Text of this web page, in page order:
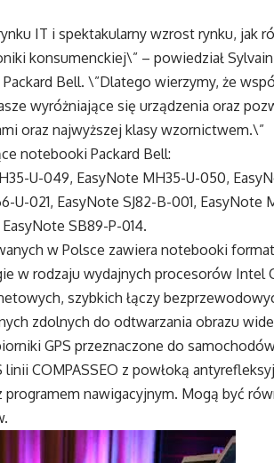
IT i spektakularny wzrost rynku, jak
konsumenckiej\” – powiedział
Bell. \”Dlatego wierzymy, że
wyróżniające się urządzenia oraz
oraz najwyższej klasy wzornictwem.\”
notebooki Packard Bell:
U-049, EasyNote MH35-U-050,
U-021, EasyNote SJ82-B-001, EasyNote
SB89-P-014.
w Polsce zawiera notebooki
w rodzaju wydajnych procesorów Intel
szybkich łączy
zdolnych do odtwarzania obrazu
GPS przeznaczone do
COMPASSEO z powłoką
programem nawigacyjnym. Mogą być